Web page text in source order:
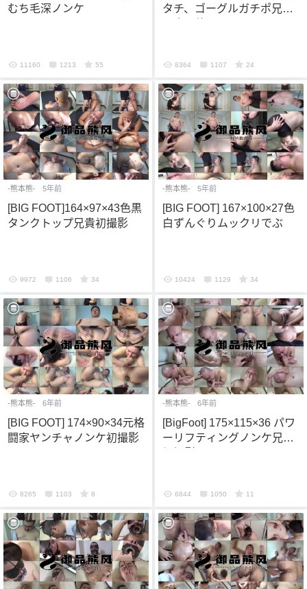
むち毛深ノンケ
11160 1213 55
タチ、ゴーグルガチポ兄貴
8364 1107 24
-熊本熊- 5年前
[BIG FOOT]164×97×43色黒
タンクトップ兄貴初撮影
9972 1106 34
-熊本熊- 5年前
[BIG FOOT] 167×100×27色
白ずんぐりムックリでぶ
10424 1129 34
-熊本熊- 6年前
[BIG FOOT] 174×90×34元格
闘家ヤンチャノンケ初撮影
8265 1103 8
-熊本熊- 6年前
[BigFoot] 175×115×36 パワ
ーリフティングノンケ兄貴
6844 1050 11
您没有权限发布内容，请购买会员或者提升权
6位以上
6位以上